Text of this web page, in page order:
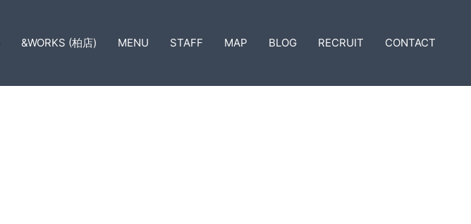
&WORKS (柏店) MENU STAFF MAP BLOG RECRUIT CONTACT